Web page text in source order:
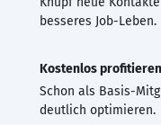
besseres Job-Leben.
Kostenlos profitieren
Schon als Basis-
deutlich optimieren.